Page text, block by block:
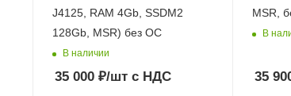
J4125, RAM 4Gb, SSDM2
128Gb, MSR) без ОС
В наличии
35 000 ₽/шт с НДС
MSR,
В
35